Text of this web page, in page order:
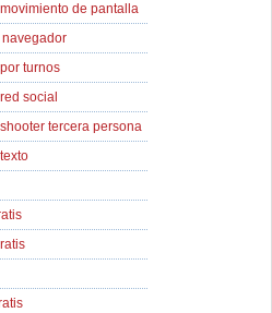
de pantalla
navegador
turnos
social
tercera persona